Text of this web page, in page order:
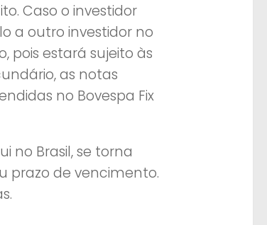
Caso o investidor
a outro investidor no
pois estará sujeito às
as notas
no Bovespa Fix
no Brasil, se torna
prazo de vencimento.